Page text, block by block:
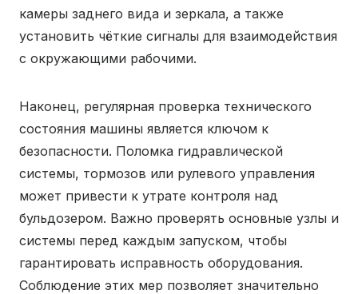
камеры заднего вида и зеркала, а также
установить чёткие сигналы для взаимодействия
с окружающими рабочими.
Наконец, регулярная проверка технического
состояния машины является ключом к
безопасности. Поломка гидравлической
системы, тормозов или рулевого управления
может привести к утрате контроля над
бульдозером. Важно проверять основные узлы и
системы перед каждым запуском, чтобы
гарантировать исправность оборудования.
Соблюдение этих мер позволяет значительно